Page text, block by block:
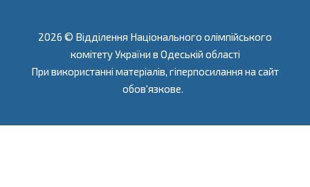
2026 © Відділення Національного олімпійського
комітету України в Одеській області
При використанні матеріалів, гіперпосилання на сайт
обов'язкове.